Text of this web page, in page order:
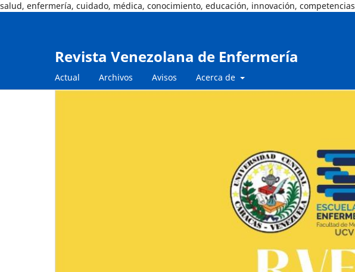
salud, enfermería, cuidado, médica, conocimiento, educación, innovación, competencias
Revista Venezolana de Enfermería
Actual Archivos Avisos Acerca de